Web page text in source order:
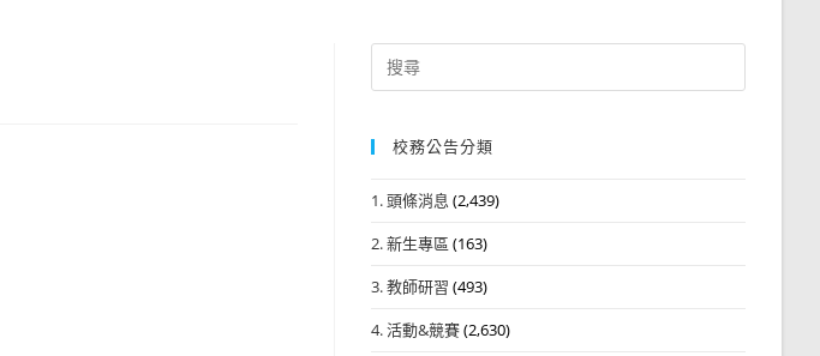
Search
for:
校務公告分類
1. 頭條消息 (2,439)
2. 新生專區 (163)
3. 教師研習 (493)
4. 活動&競賽(2,630)